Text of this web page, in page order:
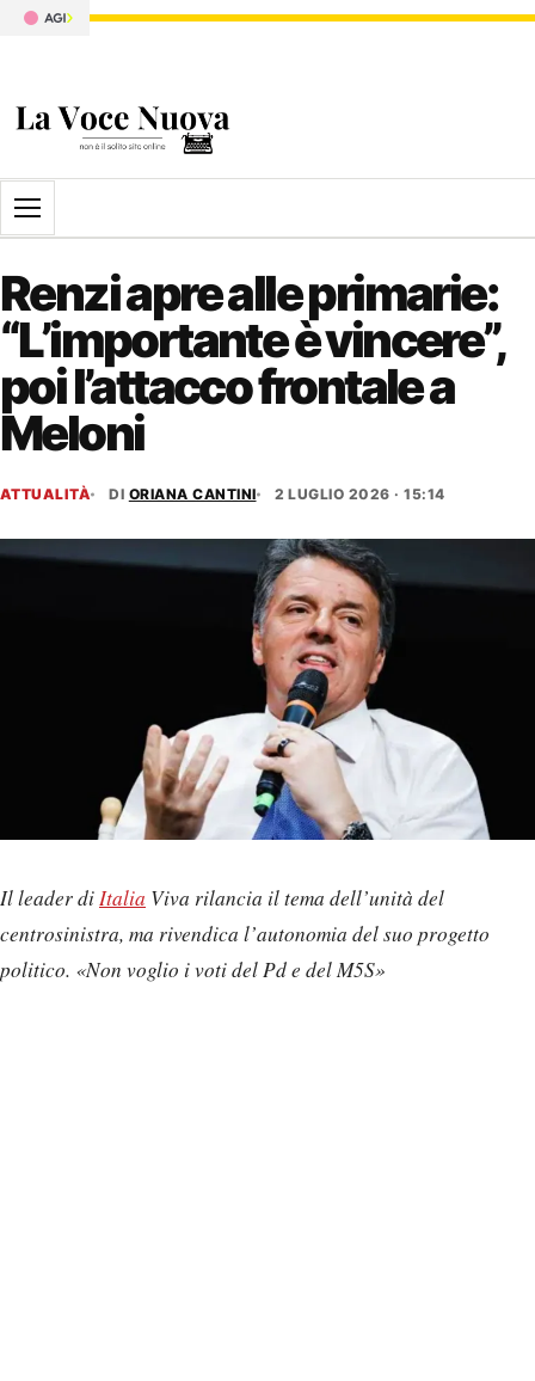
Apri il menu
Renzi apre alle primarie:
“L’importante è vincere”,
poi l’attacco frontale a
Meloni
ATTUALITÀ DI ORIANA CANTINI 2 LUGLIO 2026 · 15:14
Il leader diItalia Viva rilancia il tema dell’unità del
centrosinistra, ma rivendica l’autonomia del suo progetto
politico. «Non voglio i voti del Pd e del M5S»